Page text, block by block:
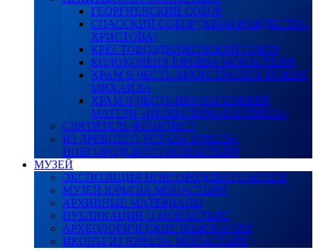
ГЕОРГИЕВСКИЙ СОБОР
СПАССКИЙ СОБОР (ХРАМ РОЖДЕСТВА
ХРИСТОВА)
КРЕСТОВОЗДВИЖЕНСКИЙ СОБОР
КОЛОКОЛЬНЯ ЮРЬЕВА МОНАСТЫРЯ
ХРАМ В ЧЕСТЬ АРХИСТРАТИГА БОЖИЯ
МИХАИЛА
ХРАМ В ЧЕСТЬ ИКОНЫ БОЖИЕЙ
МАТЕРИ «НЕОПАЛИМАЯ КУПИНА»
СВЯТИТЕЛЬ ФЕОКТИСТ
ИЗ ДРЕВНЕГО УСТАВА ЮРЬЕВА
НОВГОРОДСКОГО МОНАСТЫРЯ
МУЗЕЙ
ЭКСПОЗИЦИЯ НОВГОРОДСКОГО МУЗЕЯ
МУЗЕЙ ЮРЬЕВА МОНАСТЫРЯ
АРХИВНЫЕ МАТЕРИАЛЫ
ПУБЛИКАЦИИ О МОНАСТЫРЕ
АРХЕОЛОГИЧЕСКИЕ ИЗЫСКАНИЯ
ИКОНЫ ИЗ ЮРЬЕВА МОНАСТЫРЯ